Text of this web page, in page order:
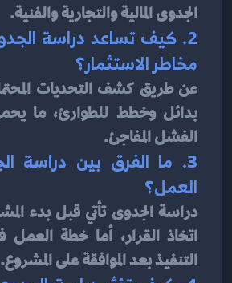
الجدوى المالية والتجارية والفنية.
مخاطر الاستثمار؟
الفشل المفاجئ.
العمل؟
التنفيذ بعد الموافقة على المشروع.